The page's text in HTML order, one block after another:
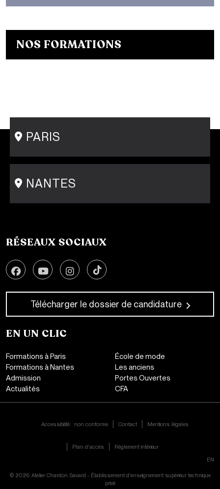
NOS FORMATIONS
Bachelor Designer de mode
PARIS
15 rue Gambey - 75011
+33 1 86 47 29 92
NANTES
31-33 rue Saint Léonard
RÉSEAUX SOCIAUX
Télécharger le dossier de candidature
EN UN CLIC
Formations à Paris
Formations à Nantes
Admission
Actualités
École de mode
Les anciens
Portes Ouvertes
CFA
Accessibilité : non conforme Contact Mentions légales
Plan d'accès
Règlement intérieur
EN
© 2026 Atelier Chardon Savard - Établissement d'enseignement supérieur technique
privé